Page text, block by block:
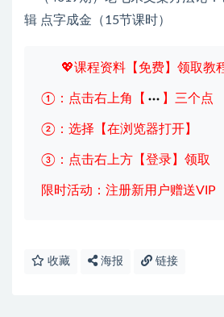
💖课程资料【免费】领取教
①：点击右上角【 】三个点
②：选择【在浏览器打开】
③：点击右上方【登录】
限时活动：注册新用户赠送VIP
收藏 海报 链接